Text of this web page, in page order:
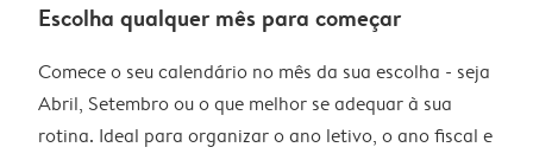
Escolha qualquer mês para começar
Comece o seu calendário no mês da sua escolha - seja
Abril, Setembro ou o que melhor se adequar à sua
rotina. Ideal para organizar o ano letivo, o ano fiscal e